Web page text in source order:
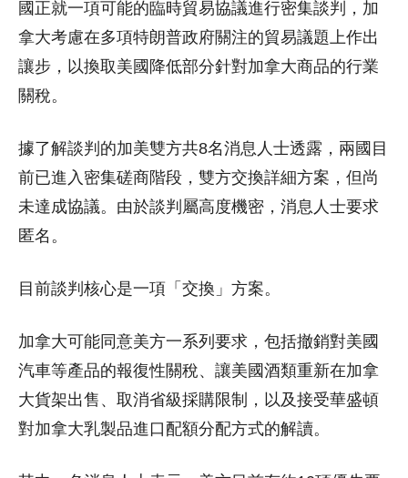
國正就一項可能的臨時貿易協議進行密集談判，加
拿大考慮在多項特朗普政府關注的貿易議題上作出
讓步，以換取美國降低部分針對加拿大商品的行業
關稅。
據了解談判的加美雙方共8名消息人士透露，兩國目
前已進入密集磋商階段，雙方交換詳細方案，但尚
未達成協議。由於談判屬高度機密，消息人士要求
匿名。
目前談判核心是一項「交換」方案。
加拿大可能同意美方一系列要求，包括撤銷對美國
汽車等產品的報復性關稅、讓美國酒類重新在加拿
大貨架出售、取消省級採購限制，以及接受華盛頓
對加拿大乳製品進口配額分配方式的解讀。